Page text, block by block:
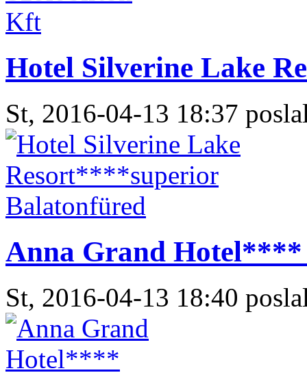
Hotel Silverine Lake
St, 2016-04-13 18:37
Anna Grand
St, 2016-04-13 18:40